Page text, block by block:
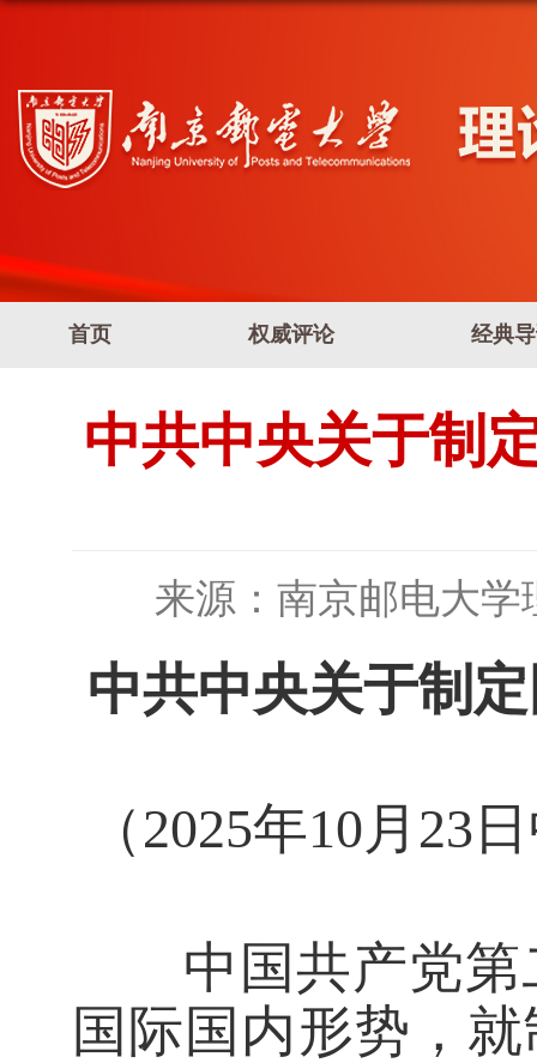
首页 权威评论 经典
中共中央关于制
来源：南京邮电大学
中共中央关于制
（2025年10月23
中国共产党第
国际国内形势，